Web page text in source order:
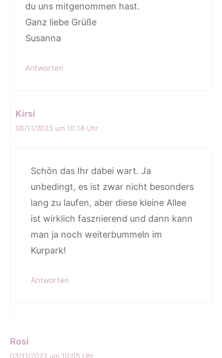
du uns mitgenommen hast.
Ganz liebe Grüße
Susanna
Antworten
Kirsi
06/11/2023 um 10:16 Uhr
Schön das Ihr dabei wart. Ja
unbedingt, es ist zwar nicht besonders
lang zu laufen, aber diese kleine Allee
ist wirklich fasznierend und dann kann
man ja noch weiterbummeln im
Kurpark!
Antworten
Rosi
03/11/2023 um 10:05 Uhr